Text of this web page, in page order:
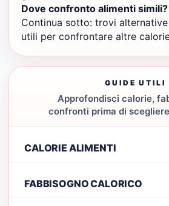
Dove confronto alimenti simili?
Continua sotto: trovi
utili per confrontare altre
GUIDE UTILI
Approfondisci calorie,
confronti prima di
CALORIE ALIMENTI
FABBISOGNO CALORICO